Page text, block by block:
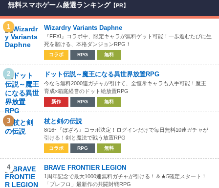
無料スマホゲーム厳選ランキング 【PR】
1 Wizardry Variants Daphne
『FFXI』コラボ中、限定キャラが無料ゲット可能！一歩進むたびに生
死を賭ける、本格ダンジョンRPG！
コラボ RPG 無料
2 ドット伝説～魔王になる異世界放置RPG
今なら無料2000連ガチャが引けて、全恒常キャラも入手可能！魔王
育成×箱庭経営のドット絵放置RPG
新作 RPG 無料
3 杖と剣の伝説
8/16~『ぼざろ』コラボ決定！ログインだけで毎日無料10連ガチャが
引ける！剣と魔法で戦う放置RPG
コラボ RPG 無料
4 BRAVE FRONTIER LEGION
1周年記念で最大1000連無料ガチャが引ける！＆★5確定スタート！
「ブレフロ」最新作の共闘対戦RPG